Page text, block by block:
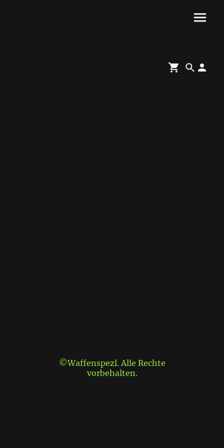
©Waffenspezl. Alle Rechte
vorbehalten.